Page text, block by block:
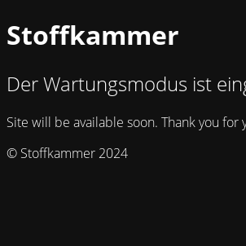
Stoffkammer
Der Wartungsmodus ist
Site will be available soon. Thank you for
© Stoffkammer 2024